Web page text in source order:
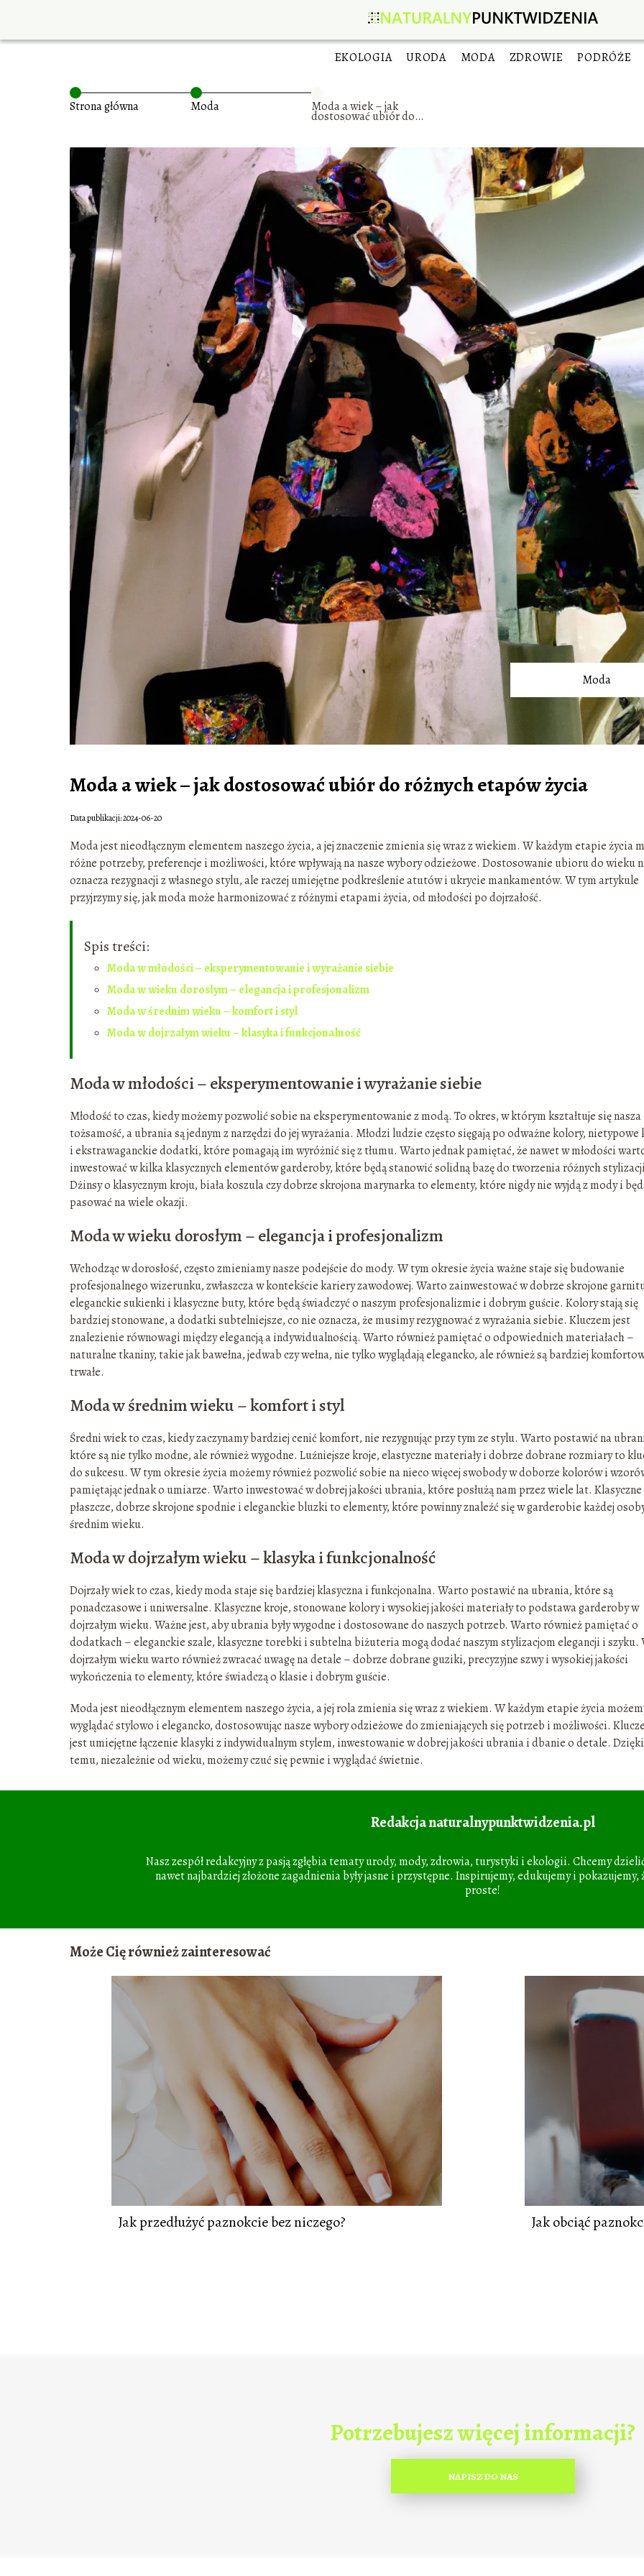
EKOLOGIA URODA MODA ZDROWIE PODRÓŻE
Strona główna Moda Moda a wiek – jak
dostosować ubiór do
różnych etapów życia
Moda
Moda a wiek – jak dostosować ubiór do różnych etapów życia
Data publikacji: 2024-06-20
Moda jest nieodłącznym elementem naszego życia, a jej znaczenie zmienia się wraz z wiekiem. W każdym etapie życia
różne potrzeby, preferencje i możliwości, które wpływają na nasze wybory odzieżowe. Dostosowanie ubioru do wieku
oznacza rezygnacji z własnego stylu, ale raczej umiejętne podkreślenie atutów i ukrycie mankamentów. W tym artykule
przyjrzymy się, jak moda może harmonizować z różnymi etapami życia, od młodości po dojrzałość.
Spis treści:
Moda w młodości – eksperymentowanie i wyrażanie siebie
Moda w wieku dorosłym – elegancja i profesjonalizm
Moda w średnim wieku – komfort i styl
Moda w dojrzałym wieku – klasyka i funkcjonalność
Moda w młodości – eksperymentowanie i wyrażanie siebie
Młodość to czas, kiedy możemy pozwolić sobie na eksperymentowanie z modą. To okres, w którym kształtuje się nasza
tożsamość, a ubrania są jednym z narzędzi do jej wyrażania. Młodzi ludzie często sięgają po odważne kolory, nietypowe
i ekstrawaganckie dodatki, które pomagają im wyróżnić się z tłumu. Warto jednak pamiętać, że nawet w młodości
inwestować w kilka klasycznych elementów garderoby, które będą stanowić solidną bazę do tworzenia różnych
Dżinsy o klasycznym kroju, biała koszula czy dobrze skrojona marynarka to elementy, które nigdy nie wyjdą z mody i
pasować na wiele okazji.
Moda w wieku dorosłym – elegancja i profesjonalizm
Wchodząc w dorosłość, często zmieniamy nasze podejście do mody. W tym okresie życia ważne staje się budowanie
profesjonalnego wizerunku, zwłaszcza w kontekście kariery zawodowej. Warto zainwestować w dobrze skrojone
eleganckie sukienki i klasyczne buty, które będą świadczyć o naszym profesjonalizmie i dobrym guście. Kolory stają się
bardziej stonowane, a dodatki subtelniejsze, co nie oznacza, że musimy rezygnować z wyrażania siebie. Kluczem jest
znalezienie równowagi między elegancją a indywidualnością. Warto również pamiętać o odpowiednich materiałach –
naturalne tkaniny, takie jak bawełna, jedwab czy wełna, nie tylko wyglądają elegancko, ale również są bardziej
trwałe.
Moda w średnim wieku – komfort i styl
Średni wiek to czas, kiedy zaczynamy bardziej cenić komfort, nie rezygnując przy tym ze stylu. Warto postawić na
które są nie tylko modne, ale również wygodne. Luźniejsze kroje, elastyczne materiały i dobrze dobrane rozmiary to
do sukcesu. W tym okresie życia możemy również pozwolić sobie na nieco więcej swobody w doborze kolorów i
pamiętając jednak o umiarze. Warto inwestować w dobrej jakości ubrania, które posłużą nam przez wiele lat. Klasyczne
płaszcze, dobrze skrojone spodnie i eleganckie bluzki to elementy, które powinny znaleźć się w garderobie każdej
średnim wieku.
Moda w dojrzałym wieku – klasyka i funkcjonalność
Dojrzały wiek to czas, kiedy moda staje się bardziej klasyczna i funkcjonalna. Warto postawić na ubrania, które są
ponadczasowe i uniwersalne. Klasyczne kroje, stonowane kolory i wysokiej jakości materiały to podstawa garderoby w
dojrzałym wieku. Ważne jest, aby ubrania były wygodne i dostosowane do naszych potrzeb. Warto również pamiętać o
dodatkach – eleganckie szale, klasyczne torebki i subtelna biżuteria mogą dodać naszym stylizacjom elegancji i szyku.
dojrzałym wieku warto również zwracać uwagę na detale – dobrze dobrane guziki, precyzyjne szwy i wysokiej jakości
wykończenia to elementy, które świadczą o klasie i dobrym guście.
Moda jest nieodłącznym elementem naszego życia, a jej rola zmienia się wraz z wiekiem. W każdym etapie życia
wyglądać stylowo i elegancko, dostosowując nasze wybory odzieżowe do zmieniających się potrzeb i możliwości.
jest umiejętne łączenie klasyki z indywidualnym stylem, inwestowanie w dobrej jakości ubrania i dbanie o detale. Dzięki
temu, niezależnie od wieku, możemy czuć się pewnie i wyglądać świetnie.
Redakcja naturalnypunktwidzenia.pl
Nasz zespół redakcyjny z pasją zgłębia tematy urody, mody, zdrowia, turystyki i ekologii. Chcemy
nawet najbardziej złożone zagadnienia były jasne i przystępne. Inspirujemy, edukujemy i
proste!
Może Cię również zainteresować
Jak przedłużyć paznokcie bez niczego? Jak obciąć
Potrzebujesz więcej informacji?
NAPISZ DO NAS